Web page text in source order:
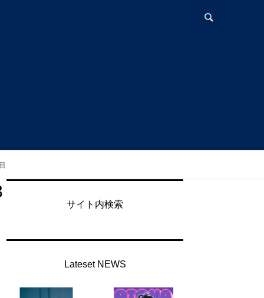
サイト内検索
Lateset NEWS